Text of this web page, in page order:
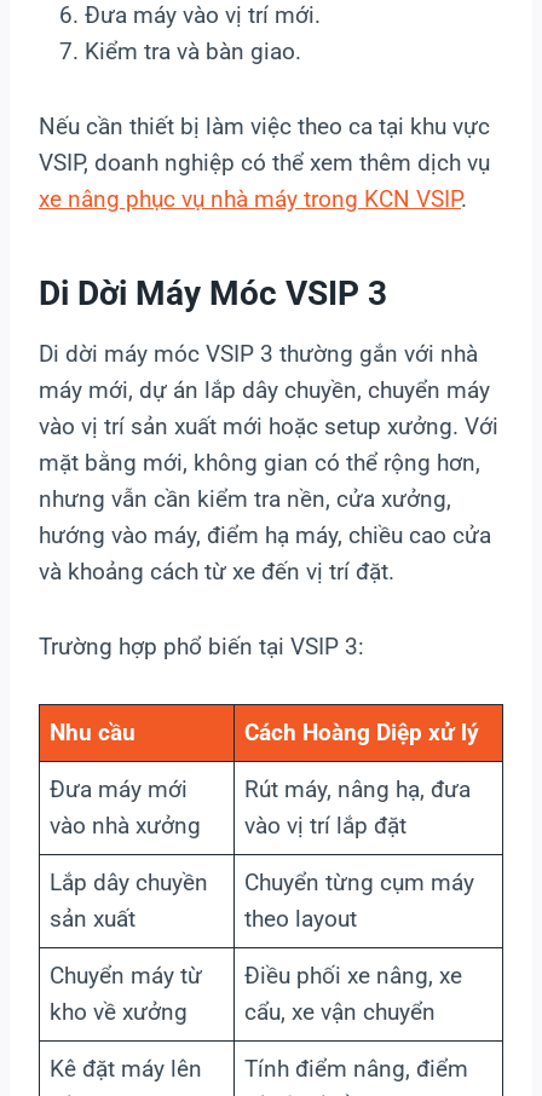
Đưa máy vào vị trí mới.
Kiểm tra và bàn giao.
Nếu cần thiết bị làm việc theo ca tại khu vực
VSIP, doanh nghiệp có thể xem thêm dịch vụ
xe nâng phục vụ nhà máy trong KCN VSIP.
Di Dời Máy Móc VSIP 3
Di dời máy móc VSIP 3 thường gắn với nhà
máy mới, dự án lắp dây chuyền, chuyển máy
vào vị trí sản xuất mới hoặc setup xưởng. Với
mặt bằng mới, không gian có thể rộng hơn,
nhưng vẫn cần kiểm tra nền, cửa xưởng,
hướng vào máy, điểm hạ máy, chiều cao cửa
và khoảng cách từ xe đến vị trí đặt.
Trường hợp phổ biến tại VSIP 3:
Nhu cầu Cách Hoàng Diệp xử lý
Đưa máy mới
vào nhà xưởng
Rút máy, nâng hạ, đưa
vào vị trí lắp đặt
Lắp dây chuyền
sản xuất
Chuyển từng cụm máy
theo layout
Chuyển máy từ
kho về xưởng
Điều phối xe nâng, xe
cẩu, xe vận chuyển
Kê đặt máy lên
Tính điểm nâng, điểm